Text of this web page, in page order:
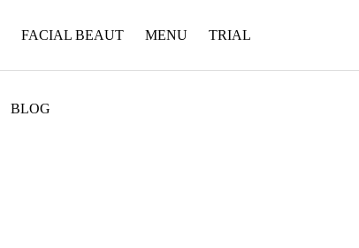
FACIAL BEAUT MENU TRIAL
BLOG